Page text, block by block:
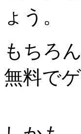
ょう。
もちろ
無料で